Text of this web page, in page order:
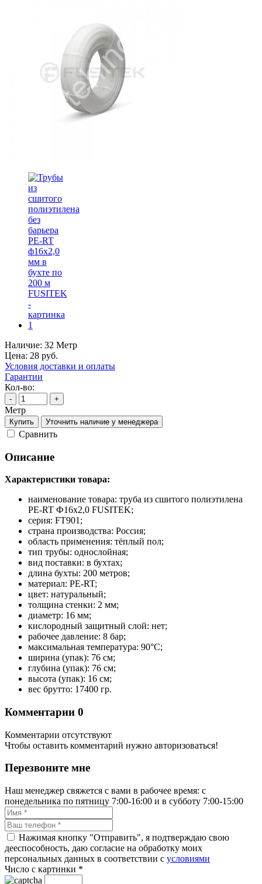
Наличие: 32 Метр
Цена: 28 руб.
Условия доставки и оплаты
Гарантии
Кол-во:
- +
Метр
Купить Уточнить наличие у менеджера
Cравнить
Описание
Характеристики товара:
наименование товара: труба из сшитого полиэтилена
PE-RT Ф16х2,0 FUSITEK;
серия: FT901;
страна производства: Россия;
область применения: тёплый пол;
тип трубы: однослойная;
вид поставки: в бухтах;
длина бухты: 200 метров;
материал: PE-RT;
цвет: натуральный;
толщина стенки: 2 мм;
диаметр: 16 мм;
кислородный защитный слой: нет;
рабочее давление: 8 бар;
максимальная температура: 90°С;
ширина (упак): 76 см;
глубина (упак): 76 см;
высота (упак): 16 см;
вес брутто: 17400 гр.
Комментарии 0
Комментарии отсутствуют
Чтобы оставить комментарий нужно авторизоваться!
Перезвоните мне
Наш менеджер свяжется с вами в рабочее время: с
понедельника по пятницу 7:00-16:00 и в субботу 7:00-15:00
Нажимая кнопку "Отправить", я подтверждаю свою
дееспособность, даю согласие на обработку моих
персональных данных в соответствии с условиями
Число с картинки *